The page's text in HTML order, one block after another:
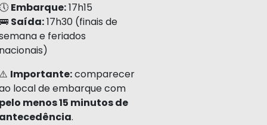
Embarque:17h15
Saída:17h30 (finais de
e feriados
Importante:comparecer
local de embarque com
menos 15 minutos de
.